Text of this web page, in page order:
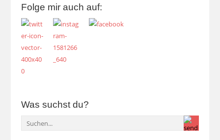
Folge mir auch auf:
Was suchst du?